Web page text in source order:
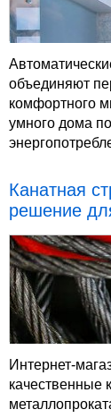
объединяют
комфортного
умного дома
Канатная
решение
Интернет-
качественные